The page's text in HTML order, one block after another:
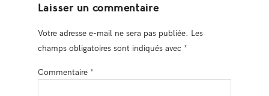
Laisser un commentaire
Votre adresse e-mail ne sera pas publiée. Les
champs obligatoires sont indiqués avec *
Commentaire *